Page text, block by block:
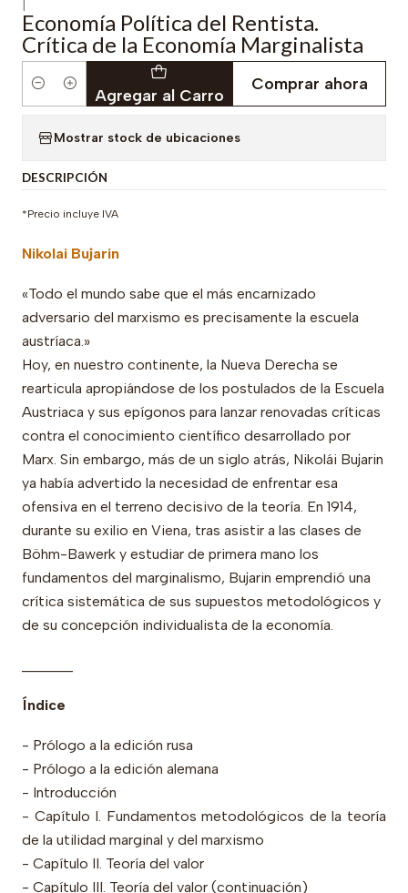
Economía Política del Rentista.
Crítica de la Economía Marginalista
Cantidad Agregar al Carro
Comprar ahora
Mostrar stock de ubicaciones
DESCRIPCIÓN
*Precio incluye IVA
Nikolai Bujarin
«Todo el mundo sabe que el más encarnizado
adversario del marxismo es precisamente la escuela
austríaca.»
Hoy, en nuestro continente, la Nueva Derecha se
rearticula apropiándose de los postulados de la Escuela
Austriaca y sus epígonos para lanzar renovadas críticas
contra el conocimiento científico desarrollado por
Marx. Sin embargo, más de un siglo atrás, Nikolái Bujarin
ya había advertido la necesidad de enfrentar esa
ofensiva en el terreno decisivo de la teoría. En 1914,
durante su exilio en Viena, tras asistir a las clases de
Böhm-Bawerk y estudiar de primera mano los
fundamentos del marginalismo, Bujarin emprendió una
crítica sistemática de sus supuestos metodológicos y
de su concepción individualista de la economía.
Índice
- Prólogo a la edición rusa
- Prólogo a la edición alemana
- Introducción
- Capítulo I. Fundamentos metodológicos de la teoría
de la utilidad marginal y del marxismo
- Capítulo II. Teoría del valor
- Capítulo III. Teoría del valor (continuación)